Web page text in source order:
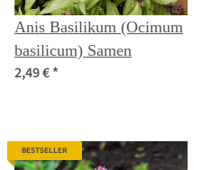
Anis Basilikum (Ocimum
basilicum) Samen
2,49 €*
BESTSELLER